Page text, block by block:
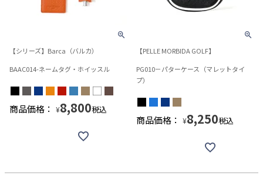
【シリーズ】Barca（バルカ）
BAAC014-ネームタグ・ホイッスル
商品価格： ¥8,800税込
【PELLE MORBIDA GOLF】
PG010－パターケース（マレットタイ
プ）
商品価格： ¥8,250税込